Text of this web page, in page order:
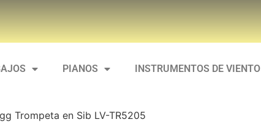
PIANOS INSTRUMENTOS DE VIENTO
Trompeta en Sib LV-TR5205